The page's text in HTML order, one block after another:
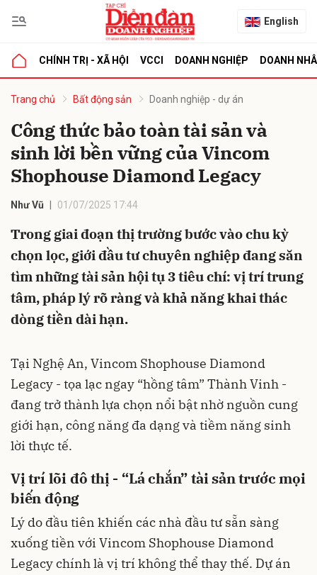
English
CHÍNH TRỊ - XÃ HỘI VCCI DOANH NGHIỆP DOANH
Trang chủ Bất động sản Doanh nghiệp - dự án
Công thức bảo toàn tài sản và
sinh lời bền vững của Vincom
Shophouse Diamond Legacy
Như Vũ 01/07/2025 17:44
Trong giai đoạn thị trường bước vào chu kỳ
chọn lọc, giới đầu tư chuyên nghiệp đang săn
tìm những tài sản hội tụ 3 tiêu chí: vị trí trung
tâm, pháp lý rõ ràng và khả năng khai thác
dòng tiền dài hạn.
Tại Nghệ An, Vincom Shophouse Diamond
Legacy - tọa lạc ngay “hồng tâm” Thành Vinh -
đang trở thành lựa chọn nổi bật nhờ nguồn cung
giới hạn, công năng đa dạng và tiềm năng sinh
lời thực tế.
Vị trí lõi đô thị - “Lá chắn” tài sản trước mọi
biến động
Lý do đầu tiên khiến các nhà đầu tư sẵn sàng
xuống tiền với Vincom Shophouse Diamond
Legacy chính là vị trí không thể thay thế. Dự án
luận
Hủy